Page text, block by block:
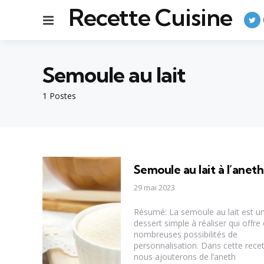
Menu
Recette Cuisine
1 Postes
Semoule au lait
Semoule au lait à l’aneth
29 mai 2023
Résumé: La semoule au lait est un
dessert simple à réaliser qui offre
nombreuses possibilités de
personnalisation. Dans cette
nous ajouterons de l’aneth